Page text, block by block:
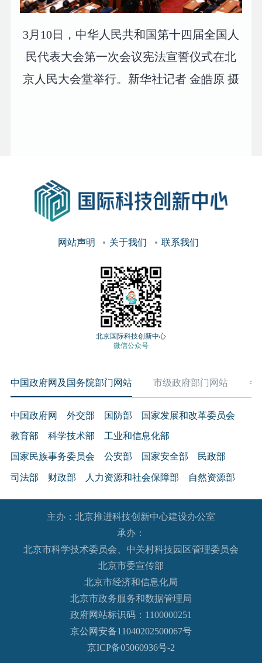
3月10日，中华人民共和国第十四届全国人
民代表大会第一次会议宪法宣誓仪式在北
京人民大会堂举行。新华社记者 金皓原 摄
网站声明 关于我们 联系我们
北京国际科技创新中心
微信公众号
中国政府网及国务院部门网站 市级政府部门网站 各
中国政府网 外交部 国防部 国家发展和改革委员会
教育部 科学技术部 工业和信息化部
国家民族事务委员会 公安部 国家安全部 民政部
司法部 财政部 人力资源和社会保障部 自然资源部
生态环境部 住房和城乡建设部 交通运输部 水利部
农业农村部 商务部 文化和旅游部
退役军人事务部
国家语言文字工作委员会
国家航天局 国家原子能机构
国家核安全局
国务院国有资产监督管理委员会
国家市场监督管理总局
主办：北京推进科技创新中心建设办公室
承办：
北京市科学技术委员会、中关村科技园区管理委员会
北京市委宣传部
北京市经济和信息化局
北京市政务服务和数据管理局
政府网站标识码：1100000251
京公网安备11040202500067号
京ICP备05060936号-2